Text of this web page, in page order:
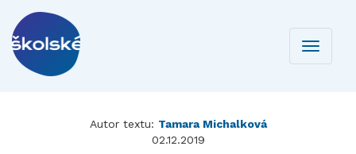
Toggle
Autor textu: Tamara Michalková
02.12.2019